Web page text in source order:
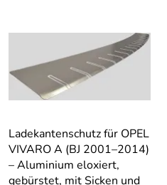
Ladekantenschutz für OPEL
VIVARO A (BJ 2001–2014)
– Aluminium eloxiert,
gebürstet, mit Sicken und